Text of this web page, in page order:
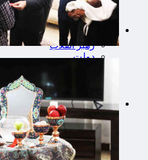
شهرداری و شورای شهر
شهری و رفاهی
🟥سیاسی
رهبر انقلاب
دولت
وزارت امور خارجه
احزاب و تشکلها
🟦فرهنگ و هنر
مذهبی
ایثار و شهادت
دفاع مقدس
اربعین